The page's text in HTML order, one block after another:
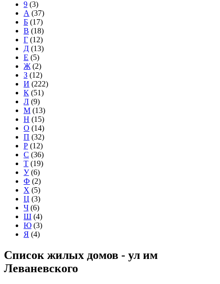
9 (3)
А (37)
Б (17)
В (18)
Г (12)
Д (13)
Е (5)
Ж (2)
З (12)
И (222)
К (51)
Л (9)
М (13)
Н (15)
О (14)
П (32)
Р (12)
С (36)
Т (19)
У(6)
Ф (2)
Х (5)
Ц (3)
Ч (6)
Ш (4)
Ю (3)
Я (4)
Список жилых домов - ул им
Леваневского